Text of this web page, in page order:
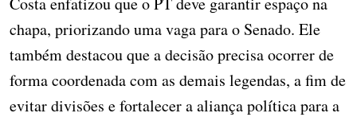
chapa, priorizando uma vaga para o Senado. Ele
também destacou que a decisão precisa ocorrer de
forma coordenada com as demais legendas, a fim de
evitar divisões e fortalecer a aliança política para a